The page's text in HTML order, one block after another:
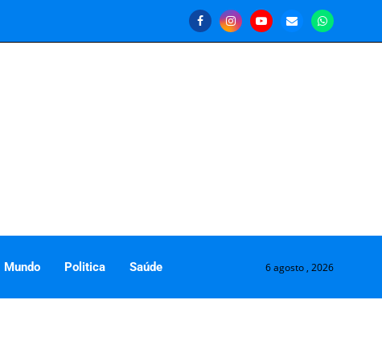
Mundo Politica Saúde 6 agosto , 2026